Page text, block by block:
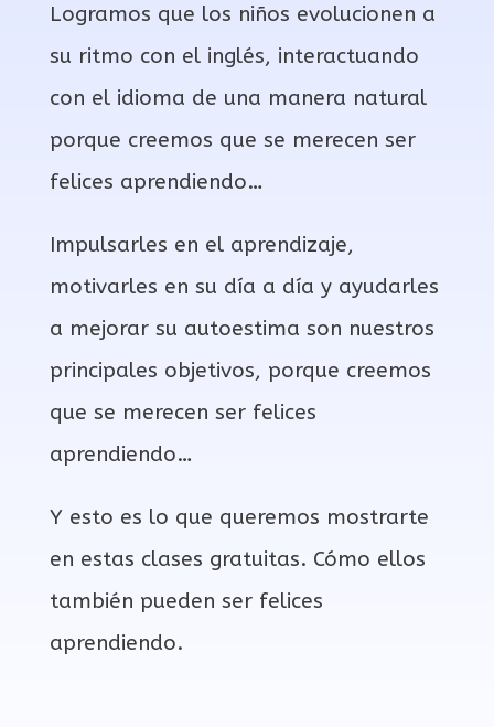
Logramos que los niños evolucionen a
su ritmo con el inglés, interactuando
con el idioma de una manera natural
porque creemos que se merecen ser
felices aprendiendo…
Impulsarles en el aprendizaje,
motivarles en su día a día y ayudarles
a mejorar su autoestima son nuestros
principales objetivos, porque creemos
que se merecen ser felices
aprendiendo…
Y esto es lo que queremos mostrarte
en estas clases gratuitas. Cómo ellos
también pueden ser felices
aprendiendo.